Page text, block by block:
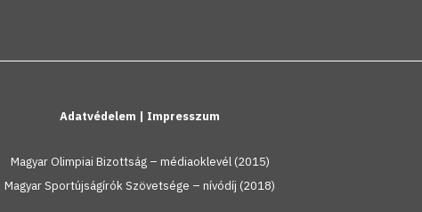
Adatvédelem | Impresszum
Magyar Olimpiai Bizottság – médiaoklevél (2015)
Magyar Sportújságírók Szövetsége – nívódíj (2018)